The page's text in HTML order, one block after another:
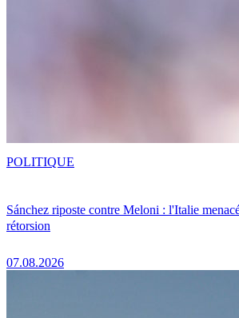
Sánchez riposte contre Meloni : l'Italie
rétorsion
07.08.2026
POLITIQUE